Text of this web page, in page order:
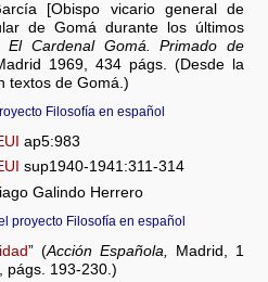
[Obispo vicario general de
de Gomá durante los últimos
El Cardenal Gomá. Primado de
1969, 434 págs. (Desde la
textos de Gomá.)
Filosofía en español
ap5:983
sup1940-1941:311-314
Galindo Herrero
proyecto Filosofía en español
” (Acción Española,
Madrid, 1
págs. 193-230.)